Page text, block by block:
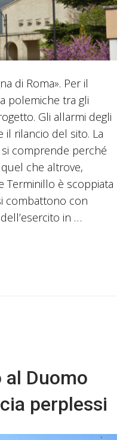
di Roma». Per il
polemiche tra gli
Gli allarmi degli
il rilancio del sito. La
comprende perché
che altrove,
Terminillo è scoppiata
combattono con
in …
al Duomo
perplessi